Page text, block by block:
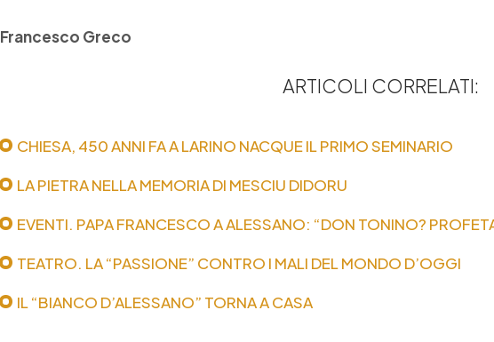
Francesco Greco
ARTICOLI CORRELATI:
CHIESA, 450 ANNI FA A LARINO NACQUE IL PRIMO SEMINARIO
LA PIETRA NELLA MEMORIA DI MESCIU DIDORU
EVENTI. PAPA FRANCESCO A ALESSANO: “DON TONINO?
TEATRO. LA “PASSIONE” CONTRO I MALI DEL MONDO D’OGGI
IL “BIANCO D’ALESSANO” TORNA A CASA